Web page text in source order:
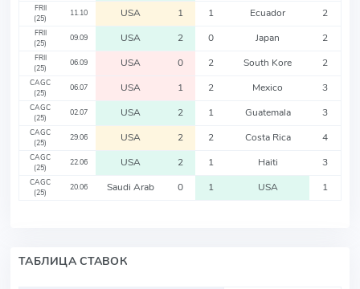
FRII
(25)
11.10 USA 1 1 Ecuador 2
FRII
(25)
09.09 USA 2 0 Japan 2
FRII
(25)
06.09 USA 0 2 South Kore 2
CAGC
(25)
06.07 USA 1 2 Mexico 3
CAGC
(25)
02.07 USA 2 1 Guatemala 3
CAGC
(25)
29.06 USA 2 2 Costa Rica 4
CAGC
(25)
22.06 USA 2 1 Haiti 3
CAGC
(25)
20.06 Saudi Arab 0 1 USA 1
ТАБЛИЦА СТАВОК